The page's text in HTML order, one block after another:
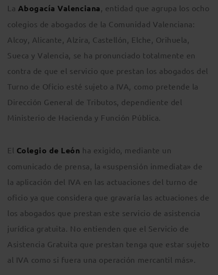
La Abogacía Valenciana, entidad que agrupa los ocho
colegios de abogados de la Comunidad Valenciana:
Alcoy, Alicante, Alzira, Castellón, Elche, Orihuela,
Sueca y Valencia, se ha pronunciado totalmente en
contra de que el servicio que prestan los abogados del
Turno de Oficio esté sujeto a IVA, como pretende la
Dirección General de Tributos, dependiente del
Ministerio de Hacienda y Función Pública.
El Colegio de León ha exigido, mediante un
comunicado de prensa, la «suspensión inmediata» de
la aplicación del IVA en las actuaciones del turno de
oficio ya que considera que gravaría las actuaciones de
los abogados que prestan este servicio de asistencia
jurídica gratuita. No entienden que el Servicio de
Asistencia Gratuita que prestan tenga que estar sujeto
al IVA como si fuera una operación mercantil más».